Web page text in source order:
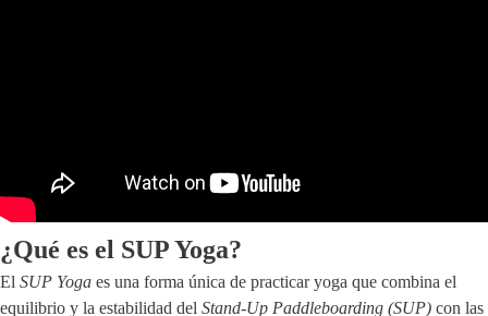
¿Qué es el SUP Yoga?
El SUP Yoga es una forma única de practicar yoga que combina el
equilibrio y la estabilidad del Stand-Up Paddleboarding (SUP) con las